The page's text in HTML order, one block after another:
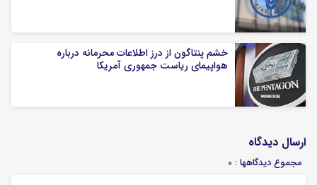
خشم پنتاگون از درز اطلاعات محرمانه درباره
هواپیمای ریاست جمهوری آمریکا
ارسال دیدگاه
مجموع دیدگاهها : 0